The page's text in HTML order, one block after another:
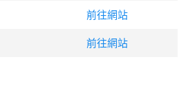
前往網站
前往網站